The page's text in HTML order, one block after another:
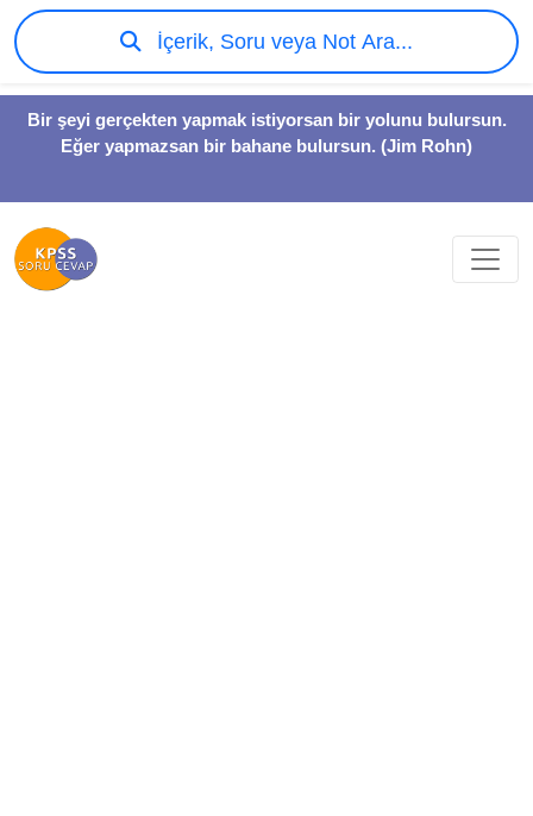
Bir şeyi gerçekten yapmak istiyorsan bir yolunu bulursun.
Eğer yapmazsan bir bahane bulursun. (Jim Rohn)
İçerik, Soru veya Not Ara...